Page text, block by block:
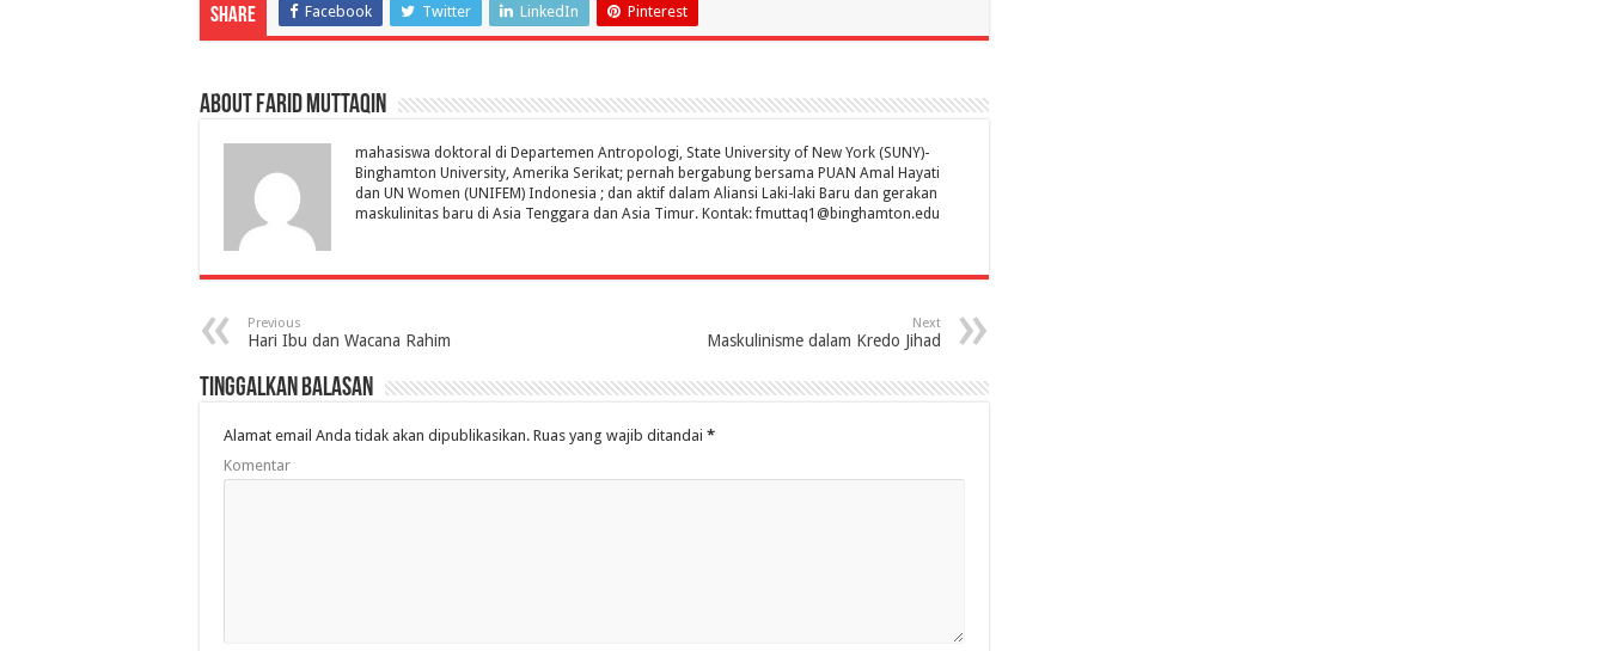
Share Facebook Twitter LinkedIn Pinterest
About Farid Muttaqin
mahasiswa doktoral di Departemen Antropologi, State University of New York (SUNY)-
Binghamton University, Amerika Serikat; pernah bergabung bersama PUAN Amal Hayati
dan UN Women (UNIFEM) Indonesia ; dan aktif dalam Aliansi Laki-laki Baru dan gerakan
maskulinitas baru di Asia Tenggara dan Asia Timur. Kontak: fmuttaq1@binghamton.edu
Previous
Hari Ibu dan Wacana Rahim
Next
Maskulinisme dalam Kredo Jihad
Tinggalkan Balasan
Alamat email Anda tidak akan dipublikasikan. Ruas yang wajib ditandai *
Komentar